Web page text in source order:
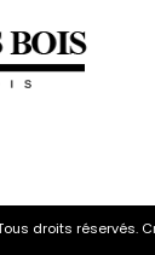
droits réservés.